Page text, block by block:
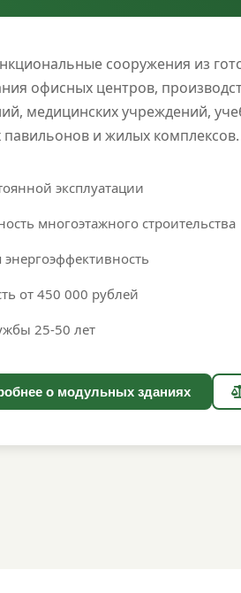
сооружения из
офисных центров,
медицинских учреждений,
павильонов и жилых комплексов.
эксплуатации
многоэтажного строительства
энергоэффективность
от 450 000 рублей
25-50 лет
о модульных зданиях